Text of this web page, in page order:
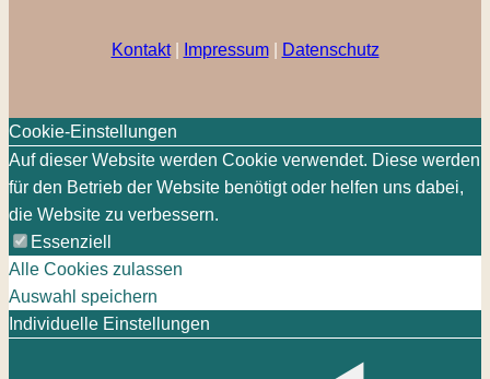
Kontakt| Impressum| Datenschutz
Cookie-Einstellungen
Auf dieser Website werden Cookie verwendet. Diese werden
für den Betrieb der Website benötigt oder helfen uns dabei,
die Website zu verbessern.
Essenziell
Alle Cookies zulassen
Auswahl speichern
Individuelle Einstellungen